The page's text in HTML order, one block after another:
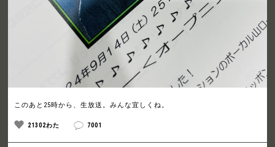
このあと25時から、生放送。みんな宜しくね。
21302わた 7001